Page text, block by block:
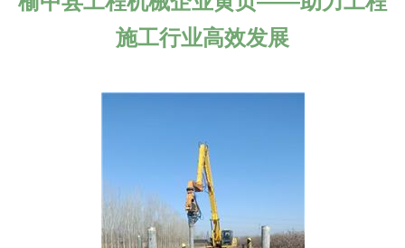
施工行业高效发展